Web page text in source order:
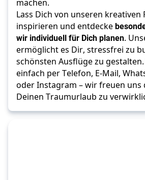
machen.
Lass Dich von unseren kreativen
inspirieren und entdecke
wir individuell für Dich planen.
ermöglicht es Dir, stressfrei zu
schönsten Ausflüge zu
einfach per Telefon, E-Mail,
oder Instagram – wir freuen uns
Deinen Traumurlaub zu